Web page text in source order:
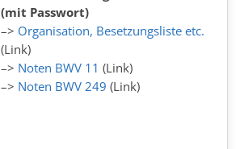
(mit Passwort)
–> Organisation, Besetzungsliste etc.
(Link)
–> Noten BWV 11 (Link)
–> Noten BWV 249 (Link)